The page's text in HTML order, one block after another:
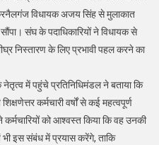
विधायक अजय सिंह से मुलाकात
संघ के पदाधिकारियों ने विधायक से
निस्तारण के लिए प्रभावी पहल करने का
में पहुंचे प्रतिनिधिमंडल ने बताया कि
कर्मचारी वर्षों से कई महत्वपूर्ण
को आश्वस्त किया कि वह उनकी
इस संबंध में प्रयास करेंगे, ताकि